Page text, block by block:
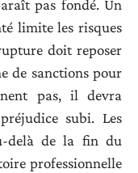
pas fondé. Un
limite les risques
doit reposer
de sanctions pour
pas, il devra
subi. Les
delà de la fin du
professionnelle